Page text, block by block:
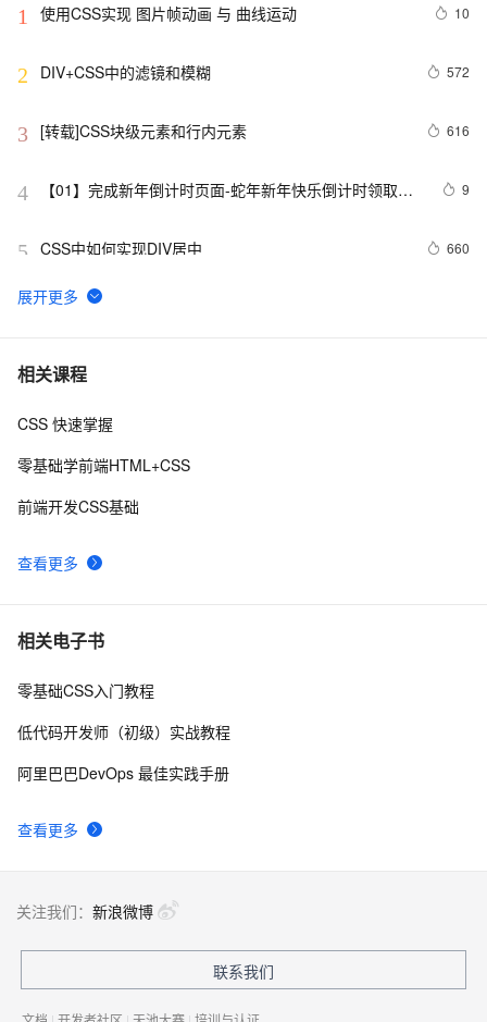
1 使用CSS实现 图片帧动画 与 曲线运动 10
2 DIV+CSS中的滤镜和模糊 572
3 [转载]CSS块级元素和行内元素 616
4
【01】完成新年倒计时页面-蛇年新年快乐倒计时领取礼
html5+div+CSS+JavaScript-优雅草卓伊凡-做一条关于新
9
5 CSS中如何实现DIV居中 660
6
揭秘CSS布局神器：vw/vh、rem、%与px大PK，掌握它
7 CSS Content 属性妙用
8 CSS重构：样式表性能调优
相关课程
查看更多
CSS 快速掌握
零基础学前端HTML+CSS
前端开发CSS基础
相关电子书
查看更多
零基础CSS入门教程
低代码开发师（初级）实战教程
阿里巴巴DevOps 最佳实践手册
关注我们： 新浪微博
联系我们